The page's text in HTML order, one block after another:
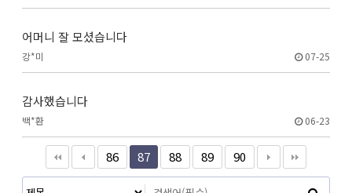
어머니 잘 모셨습니다
강*미 07-25
감사했습니다
백*환 06-23
86 87 88 89 90